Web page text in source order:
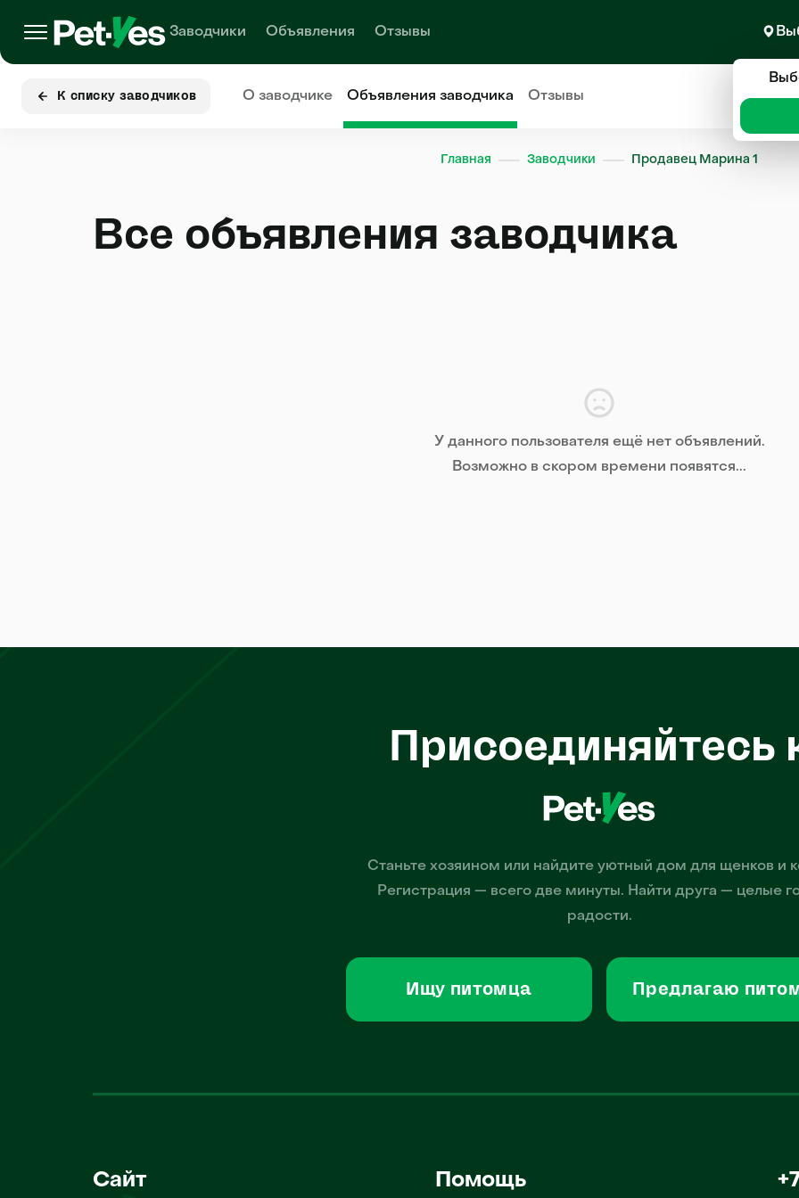
Заводчики Объявления Отзывы
К списку заводчиков О заводчике Объявлениязаводчика Отзывы
Главная Заводчики Продавец Марина 1
Все объявления заводчика
У данного пользователя ещё нет объявлений.
Возможно в скором времени появятся...
Присоединяйтесь
Станьте хозяином или найдите уютный дом для щенков и
Регистрация — всего две минуты. Найти друга — целые
радости.
Ищу питомца Предлагаю
Сайт Помощь